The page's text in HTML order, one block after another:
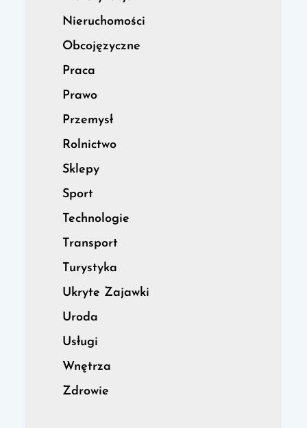
Nieruchomości
Obcojęzyczne
Praca
Prawo
Przemysł
Rolnictwo
Sklepy
Sport
Technologie
Transport
Turystyka
Ukryte Zajawki
Uroda
Usługi
Wnętrza
Zdrowie